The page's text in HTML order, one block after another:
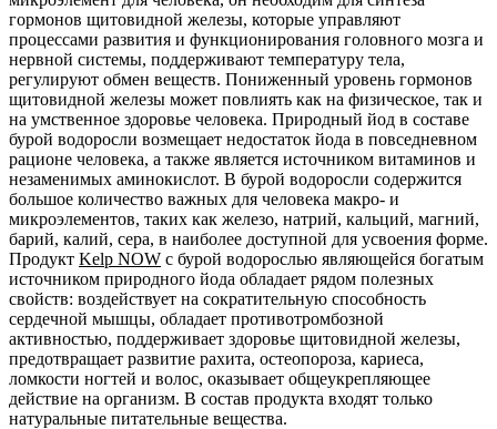
гормонов щитовидной железы, которые управляют
процессами развития и функционирования головного мозга и
нервной системы, поддерживают температуру тела,
регулируют обмен веществ. Пониженный уровень гормонов
щитовидной железы может повлиять как на физическое, так и
на умственное здоровье человека. Природный йод в составе
бурой водоросли возмещает недостаток йода в повседневном
рационе человека, а также является источником витаминов и
незаменимых аминокислот. В бурой водоросли содержится
большое количество важных для человека макро- и
микроэлементов, таких как железо, натрий, кальций, магний,
барий, калий, сера, в наиболее доступной для усвоения форме.
Продукт Kelp NOW с бурой водорослью являющейся богатым
источником природного йода обладает рядом полезных
свойств: воздействует на сократительную способность
сердечной мышцы, обладает противотромбозной
активностью, поддерживает здоровье щитовидной железы,
предотвращает развитие рахита, остеопороза, кариеса,
ломкости ногтей и волос, оказывает общеукрепляющее
действие на организм. В состав продукта входят только
натуральные питательные вещества.